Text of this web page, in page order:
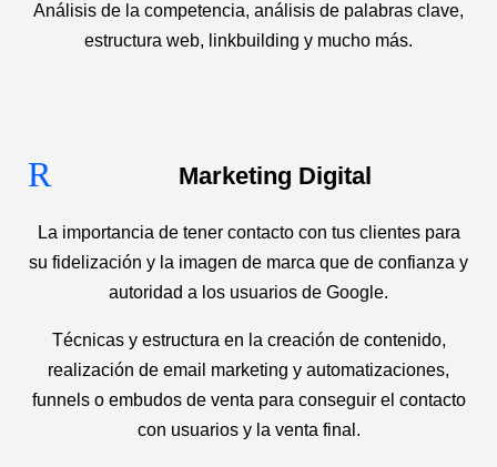
Análisis de la competencia, análisis de palabras clave,
estructura web, linkbuilding y mucho más.
R Marketing Digital
La importancia de tener contacto con tus clientes para
su fidelización y la imagen de marca que de confianza y
autoridad a los usuarios de Google.
Técnicas y estructura en la creación de contenido,
realización de email marketing y automatizaciones,
funnels o embudos de venta para conseguir el contacto
con usuarios y la venta final.